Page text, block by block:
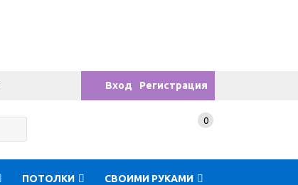
Вход Регистрация
0
ПОТОЛКИ СВОИМИ РУКАМИ